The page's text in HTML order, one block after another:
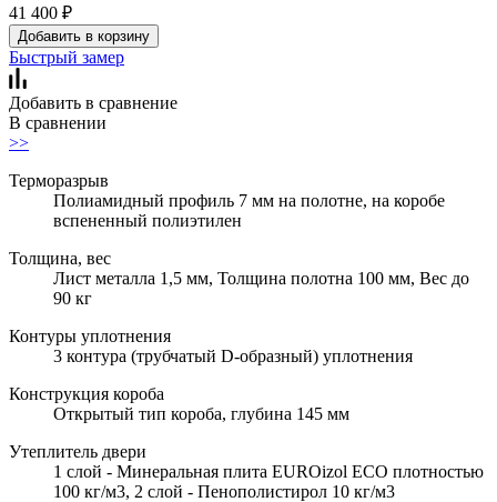
41 400 ₽
Добавить в корзину
Быстрый замер
Добавить в сравнение
В сравнении
>>
Терморазрыв
Полиамидный профиль 7 мм на полотне, на коробе
вспененный полиэтилен
Толщина, вес
Лист металла 1,5 мм, Толщина полотна 100 мм, Вес до
90 кг
Контуры уплотнения
3 контура (трубчатый D-образный) уплотнения
Конструкция короба
Открытый тип короба, глубина 145 мм
Утеплитель двери
1 слой - Минеральная плита EUROizol ECO плотностью
100 кг/м3, 2 слой - Пенополистирол 10 кг/м3